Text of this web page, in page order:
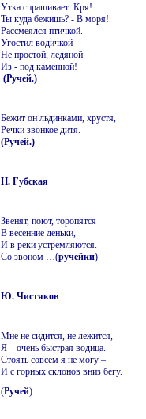
Утка спрашивает: Кря!
Ты куда бежишь? - В моря!
Рассмеялся птичкой.
Угостил водичкой
Не простой, ледяной
Из - под каменной!
(Ручей.)
Бежит он льдинками, хрустя,
Речки звонкое дитя.
(Ручей.)
Н. Губская
Звенят, поют, торопятся
В весенние деньки,
И в реки устремляются.
Со звоном …(ручейки)
Ю. Чистяков
Мне не сидится, не лежится,
Я – очень быстрая водица.
Стоять совсем я не могу –
И с горных склонов вниз бегу.
(Ручей)